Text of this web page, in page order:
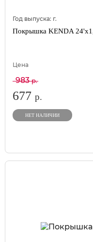
Год выпуска: г.
Покрышка KENDA
Цена
983р.
677 р.
НЕТ НАЛИЧИИ